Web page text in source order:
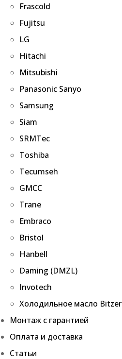
Frascold
Fujitsu
LG
Hitachi
Mitsubishi
Panasonic Sanyo
Samsung
Siam
SRMTec
Toshiba
Tecumseh
GMCC
Trane
Embraco
Bristol
Hanbell
Daming (DMZL)
Invotech
Холодильное масло Bitzer
Монтаж с гарантией
Оплата и доставка
Статьи